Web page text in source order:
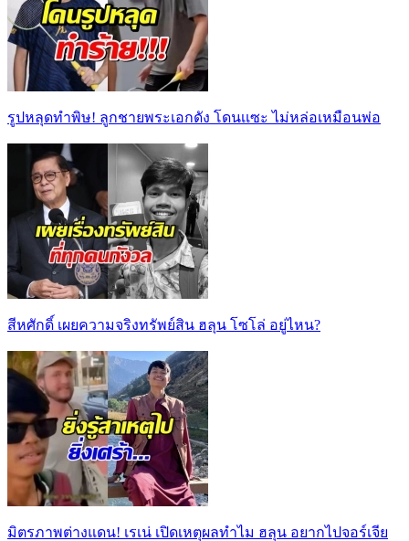
รูปหลุดทำพิษ! ลูกชายพระเอกดัง โดนเเซะ ไม่หล่อเหมือนพ่อ
สีหศักดิ์ เผยความจริงทรัพย์สิน ฮลุน โซโล่ อยู่ไหน?
มิตรภาพต่างแดน! เรเน่ เปิดเหตุผลทำไม ฮลุน อยากไปจอร์เจีย